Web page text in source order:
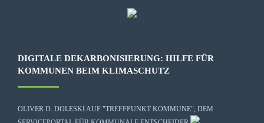
DIGITALE DEKARBONISIERUNG: HILFE FÜR
KOMMUNEN BEIM KLIMASCHUTZ
OLIVER D. DOLESKI AUF "TREFFPUNKT KOMMUNE", DEM